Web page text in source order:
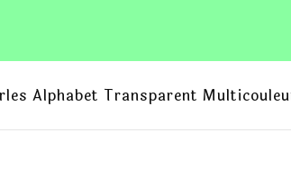
Cube 6mm
Alphabet Transparent